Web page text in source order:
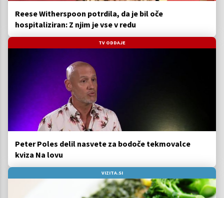
Reese Witherspoon potrdila, da je bil oče
hospitaliziran: Z njim je vse v redu
TV ODDAJE
Peter Poles delil nasvete za bodoče tekmovalce
kviza Na lovu
VIZITA.SI